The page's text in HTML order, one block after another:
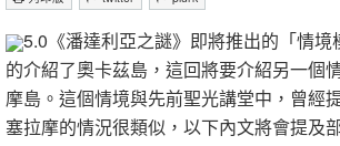
5.0《潘達利亞之謎》即將推出的「情
的介紹了奧卡茲島，這回將要介紹另一個
摩島。這個情境與先前聖光講堂中，曾經
塞拉摩的情況很類似，以下內文將會提及